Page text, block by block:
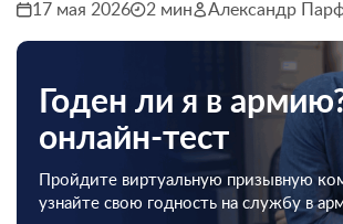
17 мая 2026 2 мин Александр
Годен ли я в
онлайн-тест
Пройдите виртуальную призывную
узнайте свою годность на службу в